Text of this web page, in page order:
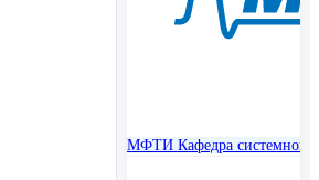
МФТИ Кафедра